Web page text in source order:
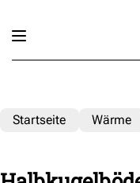
Startseite Wärme